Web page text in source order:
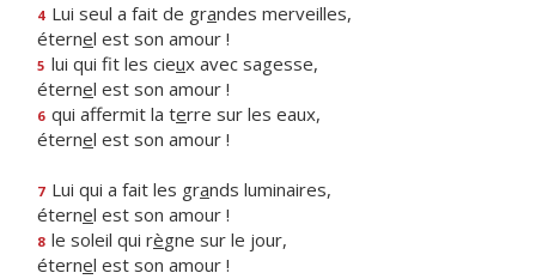
4 Lui seul a fait de grandes merveilles,
éternel est son amour !
5 lui qui fit les cieux avec sagesse,
éternel est son amour !
6 qui affermit la terre sur les eaux,
éternel est son amour !
7 Lui qui a fait les grands luminaires,
éternel est son amour !
8 le soleil qui règne sur le jour,
éternel est son amour !